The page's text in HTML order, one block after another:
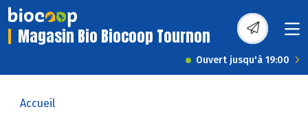
Magasin Bio Biocoop Tournon
Ouvert jusqu'à 19:00
Accueil